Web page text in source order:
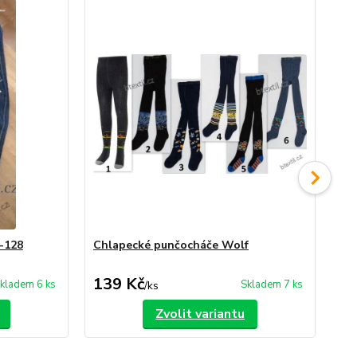
128
6 ks
Chlapecké punčocháče Wolf
139 Kč/ks Skladem 7 ks
Zvolit variantu